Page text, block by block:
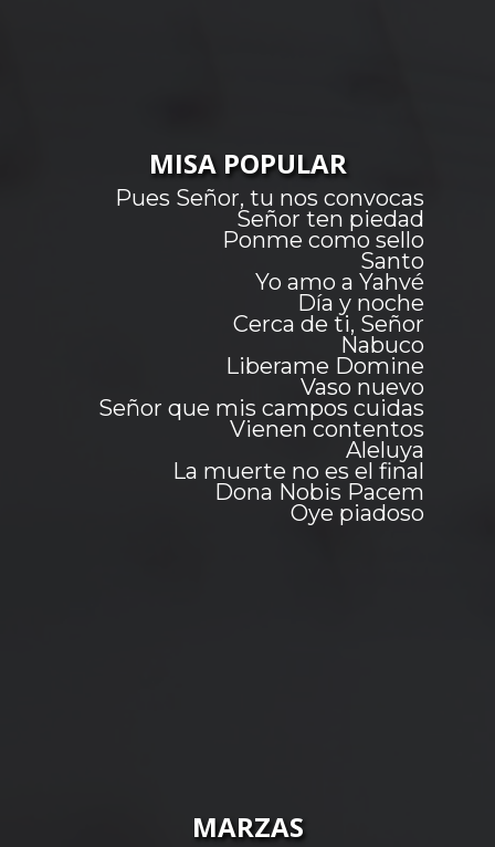
MISA POPULAR
Pues Señor, tu nos convocas
Señor ten piedad
Ponme como sello
Santo
Yo amo a Yahvé
Día y noche
Cerca de ti, Señor
Nabuco
Liberame Domine
Vaso nuevo
Señor que mis campos cuidas
Vienen contentos
Aleluya
La muerte no es el final
Dona Nobis Pacem
Oye piadoso
MARZAS